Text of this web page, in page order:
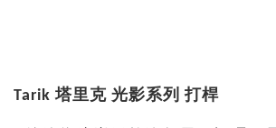
Tarik 塔里克 光影系列 打桿